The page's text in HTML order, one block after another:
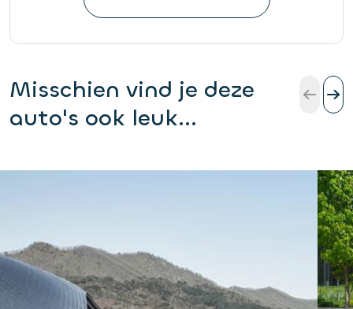
Misschien vind je deze
auto's ook leuk...